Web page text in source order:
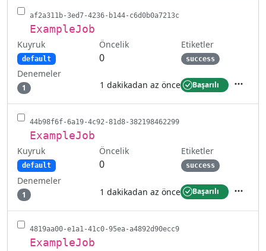
af2a311b-3ed7-4236-b144-c6d0b0a7213c
ExampleJob
Kuyruk
default
Öncelik
0
Etiketler
success
Denemeler
1 1 dakikadan az önce Başarılı
44b98f6f-6a19-4c92-81d8-382198462299
ExampleJob
Kuyruk
default
Öncelik
0
Etiketler
success
Denemeler
1 1 dakikadan az önce Başarılı
4819aa00-e1a1-41c0-95ea-a4892d90ecc9
ExampleJob